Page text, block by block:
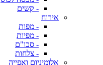
- קשים
אירוח
- מפות
- מפיות
- סכו"ם
- צלחות
אלומיניום ואפייה